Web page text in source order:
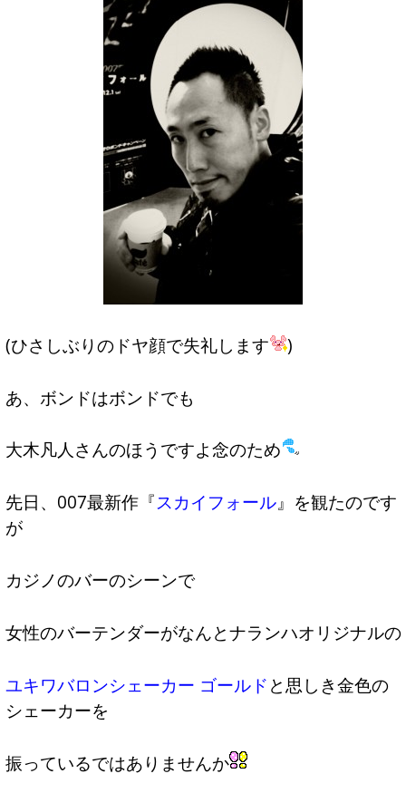
(ひさしぶりのドヤ顔で失礼します )
あ、ボンドはボンドでも
大木凡人さんのほうですよ念のため
先日、007最新作『スカイフォール』を観たのです
が
カジノのバーのシーンで
女性のバーテンダーがなんとナランハオリジナルの
ユキワバロンシェーカー ゴールド と思しき金色の
シェーカーを
振っているではありませんか